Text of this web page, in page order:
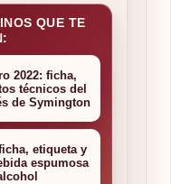
QUE TE
2022: ficha,
técnicos del
de Symington
etiqueta y
espumosa